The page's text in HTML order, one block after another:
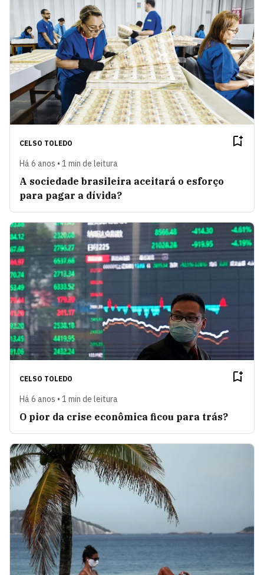
CELSO TOLEDO
Há 6 anos • 1 min de leitura
A sociedade brasileira aceitará o esforço
para pagar a dívida?
CELSO TOLEDO
Há 6 anos • 1 min de leitura
O pior da crise econômica ficou para trás?